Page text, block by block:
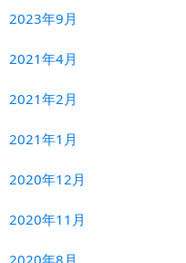
2023年9月
2021年4月
2021年2月
2021年1月
2020年12月
2020年11月
2020年8月